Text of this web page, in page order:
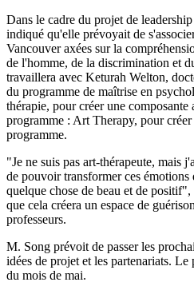
Dans le cadre du projet de
indiqué qu'elle prévoyait de
Vancouver axées sur la
de l'homme, de la discrimination et
travaillera avec Keturah Welton,
du programme de maîtrise en
thérapie, pour créer une composante
programme : Art Therapy, pour
programme.
"Je ne suis pas art-thérapeute, mais
de pouvoir transformer ces émotions
quelque chose de beau et de
que cela créera un espace de
professeurs.
M. Song prévoit de passer les
idées de projet et les partenariats.
du mois de mai.